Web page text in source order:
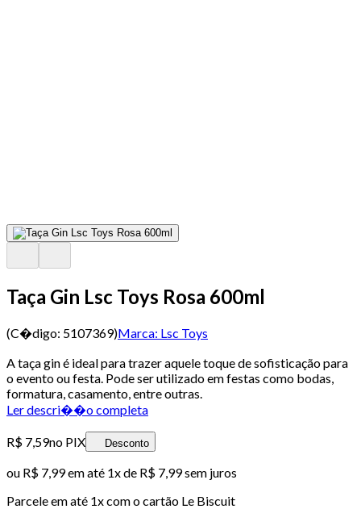
Taça Gin Lsc Toys Rosa 600ml
(C�digo: 5107369)Marca: Lsc Toys
A taça gin é ideal para trazer aquele toque de sofisticação para
o evento ou festa. Pode ser utilizado em festas como bodas,
formatura, casamento, entre outras.
Ler descri��o completa
R$ 7,59no PIX Desconto
ou R$ 7,99em até 1x de R$ 7,99sem juros
Parcele em até 1x com o cartão Le Biscuit